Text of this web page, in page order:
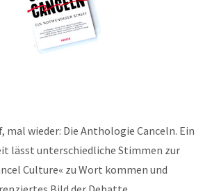
mal wieder: Die Anthologie Canceln. Ein
lässt unterschiedliche Stimmen zur
Culture« zu Wort kommen und